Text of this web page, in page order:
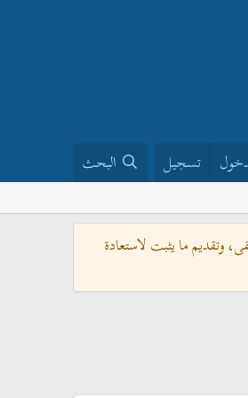
تسجيل البحث
وتقديم ما يثبت لاستعادة